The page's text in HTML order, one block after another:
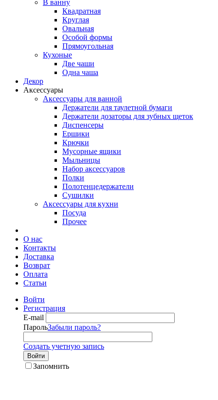
В ванну
Квадратная
Круглая
Овальная
Особой формы
Прямоугольная
Кухоные
Две чаши
Одна чаша
Декор
Аксессуары
Аксессуары для ванной
Держатели для таулетной бумаги
Держатели дозаторы для зубных щеток
Диспенсеры
Ершики
Крючки
Мусорные ящики
Мыльницы
Набор аксессуаров
Полки
Полотенцедержатели
Сушилки
Аксессуары для кухни
Посуда
Прочее
О нас
Контакты
Доставка
Возврат
Оплата
Статьи
Войти
Регистрация
E-mail
ПарольЗабыли пароль?
Создать учетную запись
Войти
Запомнить